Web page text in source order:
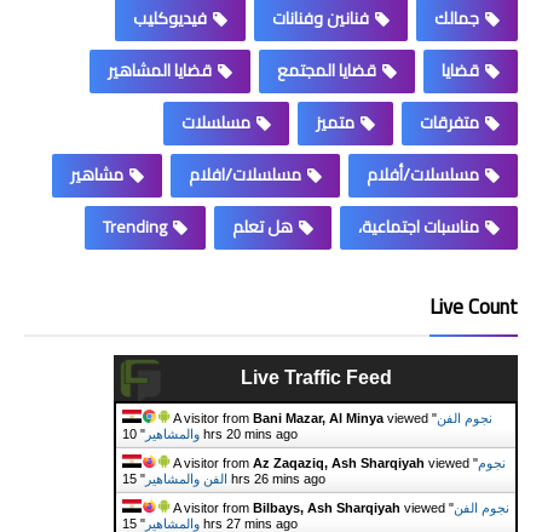
جمالك
فنانين وفنانات
فيديوكليب
قضايا
قضايا المجتمع
قضايا المشاهير
متفرقات
متميز
مسلسلات
مسلسلات/أفلام
مسلسلات/افلام
مشاهير
مناسبات اجتماعية،
هل تعلم Trending
Live Count
Live Traffic Feed
A visitor from Bani Mazar, Al Minya viewed "نجوم الفن
والمشاهير "
10 hrs 20 mins ago
A visitor from Az Zaqaziq, Ash Sharqiyah viewed "نجوم
الفن والمشاهير "
15 hrs 26 mins ago
A visitor from Bilbays, Ash Sharqiyah viewed "نجوم الفن
والمشاهير "
15 hrs 27 mins ago